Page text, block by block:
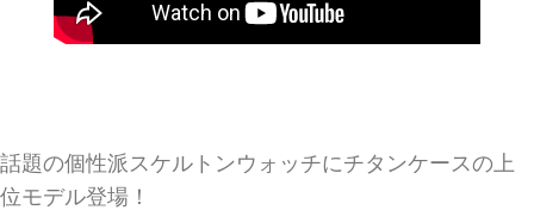
話題の個性派スケルトンウォッチにチタンケースの上
位モデル登場！